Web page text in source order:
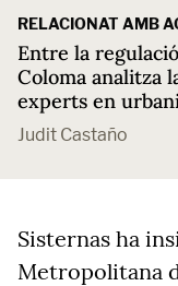
RELACIONAT AMB
Entre la
Coloma analitza
experts en
Judit Castaño
Sisternas ha
Metropolitana